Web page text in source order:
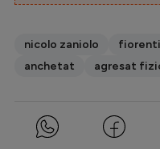
nicolo zaniolo
anchetat
agresat